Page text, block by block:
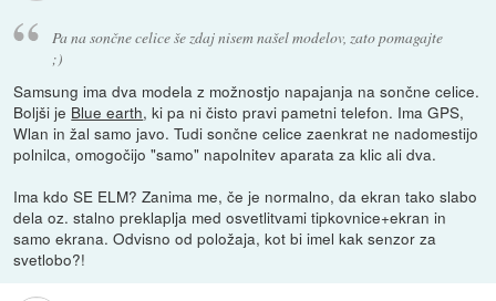
Pa na sončne celice še zdaj nisem našel modelov, zato pomagajte
;)
Samsung ima dva modela z možnostjo napajanja na sončne celice.
Boljši je Blue earth, ki pa ni čisto pravi pametni telefon. Ima GPS,
Wlan in žal samo javo. Tudi sončne celice zaenkrat ne nadomestijo
polnilca, omogočijo "samo" napolnitev aparata za klic ali dva.
Ima kdo SE ELM? Zanima me, če je normalno, da ekran tako slabo
dela oz. stalno preklaplja med osvetlitvami tipkovnice+ekran in
samo ekrana. Odvisno od položaja, kot bi imel kak senzor za
svetlobo?!